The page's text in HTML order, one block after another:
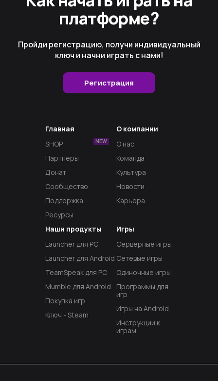
платформе?
Пройди регистрацию, получи индивидуальный
ключ и начни играть с нами!
Регистрация
Главная
SHOP
NEW
Партнёры
Донат
Сообщество
Поддержка
Ресурсы
Наши продукты
Launcher для PC
Launcher для Android
TeamSpeak для PC
Mumble для Android
Покупка игр
Ключ - Steam
Игры
Серверные игры
Сетевые игры
Одиночные игры
Программы для
игр
Игры на Android
Инструкции к
играм
О компании
О нас
Команда
Культура
Новости
Карьера